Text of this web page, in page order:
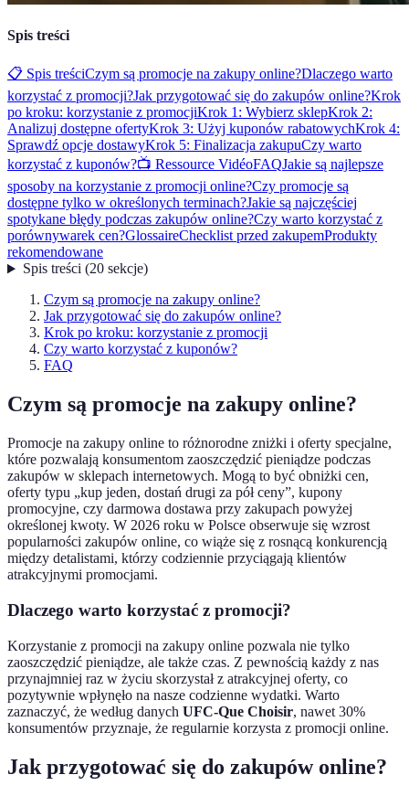
Spis treści
📋 Spis treściCzym są promocje na zakupy online?Dlaczego warto
korzystać z promocji?Jak przygotować się do zakupów online?Krok
po kroku: korzystanie z promocjiKrok 1: Wybierz sklepKrok 2:
Analizuj dostępne ofertyKrok 3: Użyj kuponów rabatowychKrok 4:
Sprawdź opcje dostawyKrok 5: Finalizacja zakupuCzy warto
korzystać z kuponów?📺 Ressource VidéoFAQJakie są najlepsze
sposoby na korzystanie z promocji online?Czy promocje są
dostępne tylko w określonych terminach?Jakie są najczęściej
spotykane błędy podczas zakupów online?Czy warto korzystać z
porównywarek cen?GlossaireChecklist przed zakupemProdukty
rekomendowane
Spis treści(20 sekcje)
Czym są promocje na zakupy online?
Jak przygotować się do zakupów online?
Krok po kroku: korzystanie z promocji
Czy warto korzystać z kuponów?
FAQ
Czym są promocje na zakupy online?
Promocje na zakupy online to różnorodne zniżki i oferty specjalne,
które pozwalają konsumentom zaoszczędzić pieniądze podczas
zakupów w sklepach internetowych. Mogą to być obniżki cen,
oferty typu „kup jeden, dostań drugi za pół ceny”, kupony
promocyjne, czy darmowa dostawa przy zakupach powyżej
określonej kwoty. W 2026 roku w Polsce obserwuje się wzrost
popularności zakupów online, co wiąże się z rosnącą konkurencją
między detalistami, którzy codziennie przyciągają klientów
atrakcyjnymi promocjami.
Dlaczego warto korzystać z promocji?
Korzystanie z promocji na zakupy online pozwala nie tylko
zaoszczędzić pieniądze, ale także czas. Z pewnością każdy z nas
przynajmniej raz w życiu skorzystał z atrakcyjnej oferty, co
pozytywnie wpłynęło na nasze codzienne wydatki. Warto
zaznaczyć, że według danych UFC-Que Choisir, nawet 30%
konsumentów przyznaje, że regularnie korzysta z promocji online.
Jak przygotować się do zakupów online?